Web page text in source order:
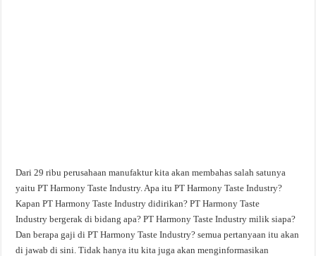
Dari 29 ribu perusahaan manufaktur kita akan membahas salah satunya
yaitu PT Harmony Taste Industry. Apa itu PT Harmony Taste Industry?
Kapan PT Harmony Taste Industry didirikan? PT Harmony Taste
Industry bergerak di bidang apa? PT Harmony Taste Industry milik siapa?
Dan berapa gaji di PT Harmony Taste Industry? semua pertanyaan itu akan
di jawab di sini. Tidak hanya itu kita juga akan menginformasikan